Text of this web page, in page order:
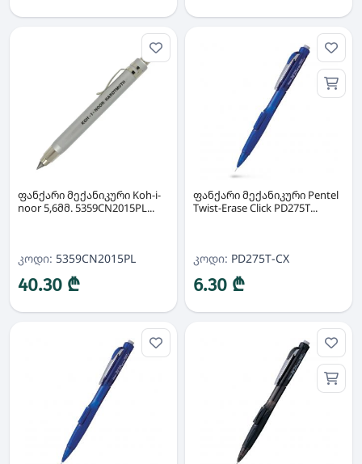
ფანქარი მექანიკური Koh-i-
noor 5,6მმ. 5359CN2015PL...
კოდი: 5359CN2015PL
40.30 ₾
ფანქარი მექანიკური Pentel
Twist-Erase Click PD275T...
კოდი: PD275T-CX
6.30 ₾